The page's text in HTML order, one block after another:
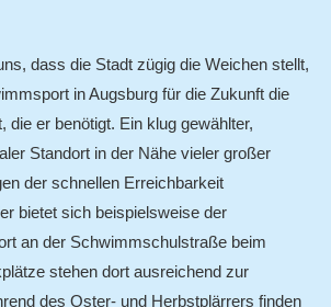
dass die Stadt zügig die Weichen stellt,
in Augsburg für die Zukunft die
die er benötigt. Ein klug gewählter,
Standort in der Nähe vieler großer
der schnellen Erreichbarkeit
bietet sich beispielsweise der
an der Schwimmschulstraße beim
stehen dort ausreichend zur
des Oster- und Herbstplärrers finden